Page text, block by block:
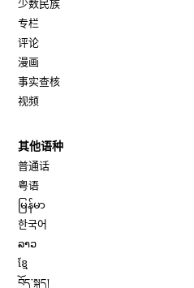
少数民族
专栏
评论
漫画
事实查核
视频
其他语种
普通话
粤语
မြန်မာ
한국어
ລາວ
ខ្មែ
བོད་སྐད།